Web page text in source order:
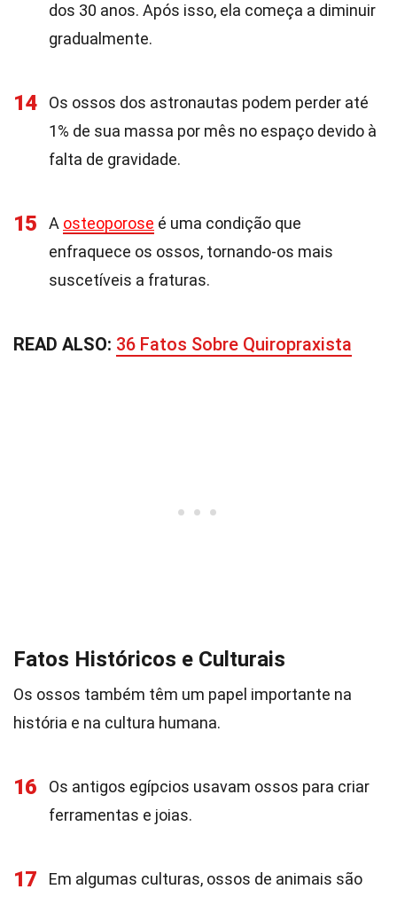
dos 30 anos. Após isso, ela começa a diminuir
gradualmente.
14
Os ossos dos astronautas podem perder até
1% de sua massa por mês no espaço devido à
falta de gravidade.
15 A osteoporose é uma condição que
enfraquece os ossos, tornando-os mais
suscetíveis a fraturas.
READ ALSO: 36 Fatos Sobre Quiropraxista
Fatos Históricos e Culturais
Os ossos também têm um papel importante na
história e na cultura humana.
16
Os antigos egípcios usavam ossos para criar
ferramentas e joias.
17
Em algumas culturas, ossos de animais são